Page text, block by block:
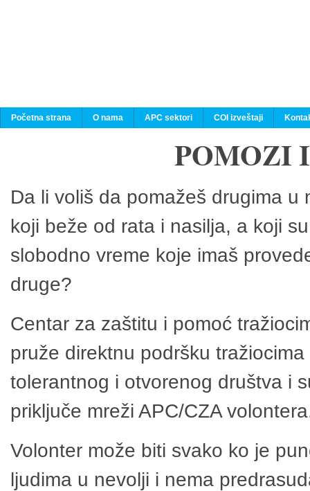
Početna strana O nama APC sektori COI izveštaji
POMOZI
Da li voliš da pomažeš drugima
koji beže od rata i nasilja, a koji
slobodno vreme koje imaš
druge?
Centar za zaštitu i pomoć
pruže direktnu podršku
tolerantnog i otvorenog društva i
priključe mreži APC/CZA
Volonter može biti svako ko je
ljudima u nevolji i nema